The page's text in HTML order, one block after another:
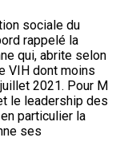
sociale du
rappelé la
qui, abrite selon
VIH dont moins
2021. Pour M
le leadership des
particulier la
ses